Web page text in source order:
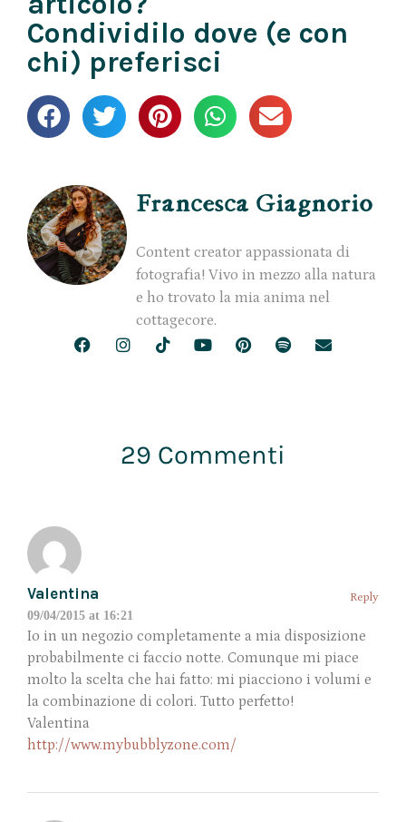
Condividilo dove (e con
chi) preferisci
Francesca Giagnorio
Content creator appassionata di
fotografia! Vivo in mezzo alla natura
e ho trovato la mia anima nel
cottagecore.
29 Commenti
Valentina
09/04/2015 at 16:21
Reply
Io in un negozio completamente a mia disposizione
probabilmente ci faccio notte. Comunque mi piace
molto la scelta che hai fatto: mi piacciono i volumi e
la combinazione di colori. Tutto perfetto!
Valentina
http://www.mybubblyzone.com/